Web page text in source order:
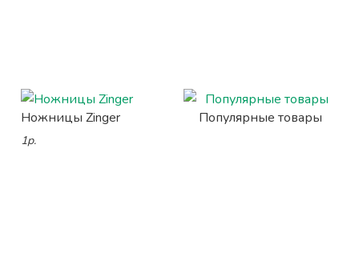
Ножницы Zinger
1р.
Популярные товары